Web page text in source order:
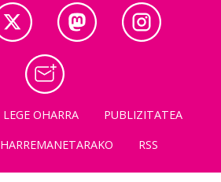
LEGE OHARRA
PUBLIZITATEA
HARREMANETARAKO RSS